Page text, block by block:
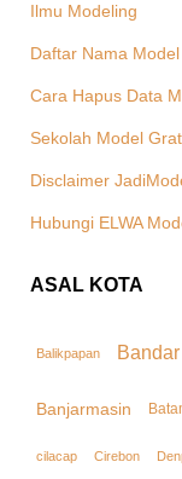
Ilmu Modeling
Daftar Nama Model
Cara Hapus Data
Sekolah Model
Disclaimer
Hubungi ELWA
ASAL KOTA
Balikpapan
Banjarmasin
cilacap Cirebon